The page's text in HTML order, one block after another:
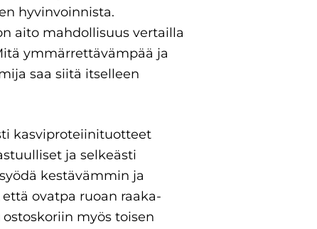
hyvinvoinnista.
aito mahdollisuus vertailla
ymmärrettävämpää ja
saa siitä itselleen
kasviproteiinituotteet
ja selkeästi
kestävämmin ja
ovatpa ruoan raaka-
myös toisen